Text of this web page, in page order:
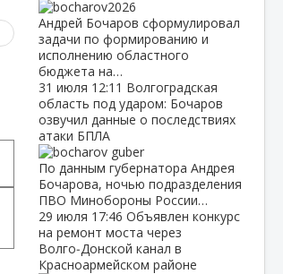
Андрей Бочаров сформулировал
задачи по формированию и
исполнению областного
бюджета на…
31 июля 12:11 Волгоградская
область под ударом: Бочаров
озвучил данные о последствиях
атаки БПЛА
По данным губернатора Андрея
Бочарова, ночью подразделения
ПВО Минобороны России…
29 июля 17:46 Объявлен конкурс
на ремонт моста через
Волго‑Донской канал в
Красноармейском районе